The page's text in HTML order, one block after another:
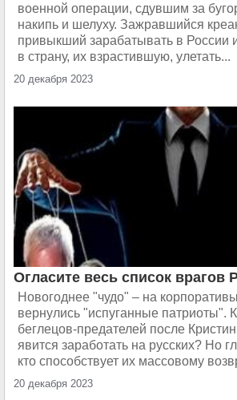
военной операции, сдувшим за
накипь и шелуху. Зажравшийся
привыкший зарабатывать в России
в страну, их взрастившую, улетать...
20 декабря 2023
Огласите весь список врагов
Новогоднее "чудо" – на
вернулись "испуганные патриоты".
беглецов-предателей после
явится заработать на русских? Но
кто способствует их массовому
20 декабря 2023